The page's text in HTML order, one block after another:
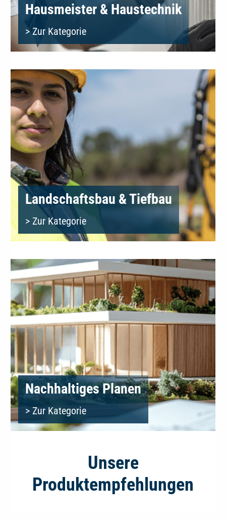
Hausmeister & Haustechnik
> Zur Kategorie
Landschaftsbau & Tiefbau
> Zur Kategorie
Nachhaltiges Planen
> Zur Kategorie
Unsere
Produktempfehlungen